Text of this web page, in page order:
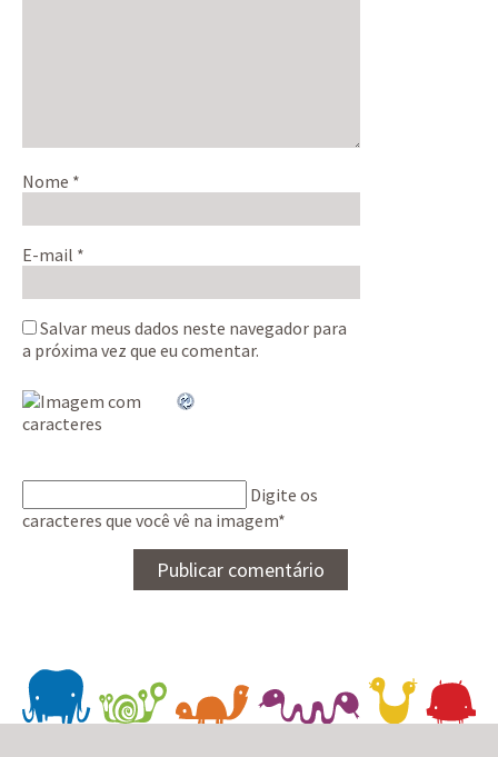
Nome *
E-mail *
Salvar meus dados neste navegador para
a próxima vez que eu comentar.
Digite os
caracteres que você vê na imagem*